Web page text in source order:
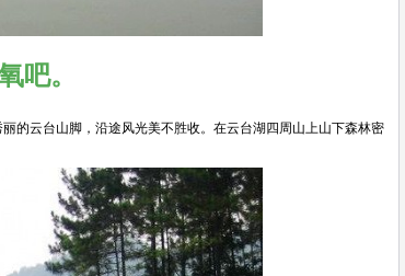
吧。
云台山脚，沿途风光美不胜收。在云台湖四周山上山下森林密